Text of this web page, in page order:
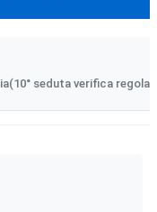
seduta verifica